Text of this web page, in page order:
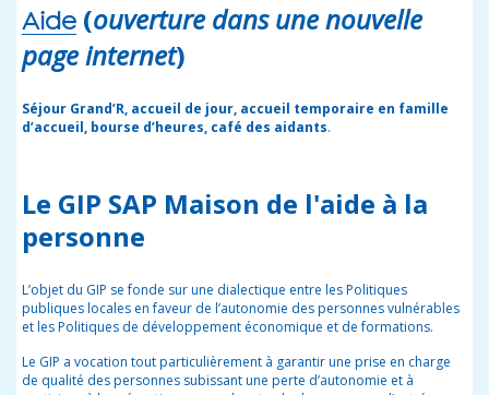
Aide (ouverture dans une nouvelle
page internet)
Séjour Grand’R, accueil de jour, accueil temporaire en famille
d’accueil, bourse d’heures, café des aidants.
Le GIP SAP Maison de l'aide à la
personne
L’objet du GIP se fonde sur une dialectique entre les Politiques
publiques locales en faveur de l’autonomie des personnes vulnérables
et les Politiques de développement économique et de formations.
Le GIP a vocation tout particulièrement à garantir une prise en charge
de qualité des personnes subissant une perte d’autonomie et à